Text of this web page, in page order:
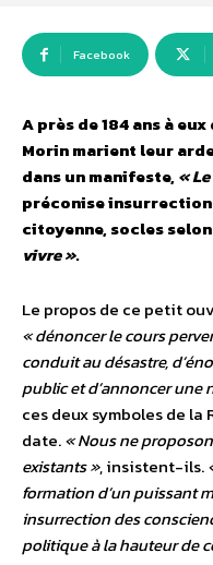
Facebook
A près de 184 ans à
Morin marient leur
dans un manifeste,«
préconise insurrection
citoyenne, socles selon
vivre ».
Le propos de ce petit
« dénoncer le cours
conduit au désastre,
public et d’annoncer une
ces deux symboles de
date.« Nous ne
existants », insistent-ils.
formation d’un puissant
insurrection des
politique à la hauteur de